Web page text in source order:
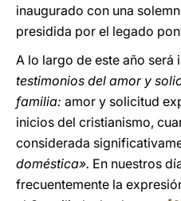
inaugurado con una
presidida por el legado
A lo largo de este año
testimonios del amor y
familia: amor y solicitud
inicios del cristianismo,
considerada
doméstica». En nuestros
frecuentemente la